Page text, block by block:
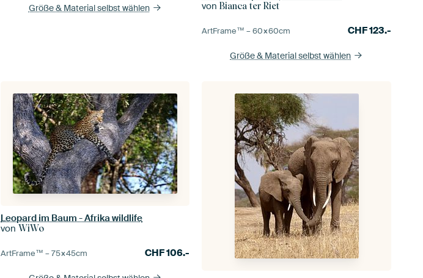
Größe & Material selbst wählen
vonBianca ter Riet
ArtFrame™ –60×60cm CHF123.-
Größe & Material selbst wählen
Leopard im Baum - Afrika wildlife
vonWiWo
ArtFrame™ –75×45cm CHF106.-